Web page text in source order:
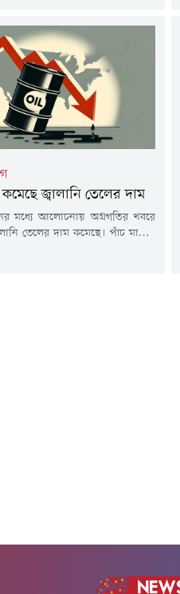
অন্যান্য 'শত্রুভাবাপন্ন' জাহাজকে
করতে না দেওয়ার প্রস্তাবসহ
পর্যালোচনা করছে দেশটির একটি
(৬ আগস্ট) আন্তর্জাতিক
দর...
কমেছে জ্বালানি তেলের দাম
মধ্যে আলোচনায় অগ্রগতির খবরে
তেলের দাম কমেছে। পাঁচ মাসের